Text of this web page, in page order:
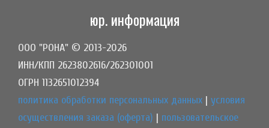
юр. информация
ООО "РОНА" © 2013-2026
ИНН/КПП 2623802616/262301001
ОГРН 1132651012394
политика обработки персональных данных | условия
осуществления заказа (оферта) | пользовательское